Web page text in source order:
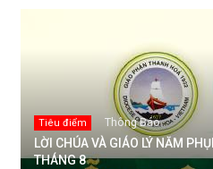
Tiêu điểm Thông Báo
LỜI CHÚA VÀ GIÁO LÝ NĂM
THÁNG 8